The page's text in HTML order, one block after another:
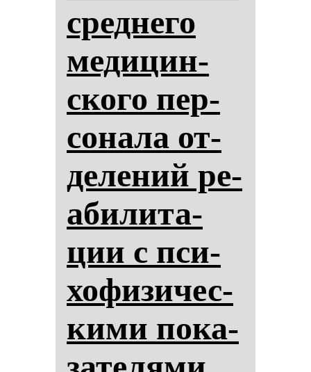
сред­не­го
ме­ди­цин­
ско­го пер­
со­на­ла от­
де­ле­ний ре­
аби­ли­та­
ции с пси­
хо­фи­зи­чес­
ки­ми по­ка­